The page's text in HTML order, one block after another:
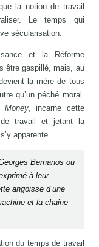
la notion de travail
Le temps qui
sécularisation.
et la Réforme
être gaspillé, mais, au
la mère de tous
qu’un péché moral.
Money, incarne cette
de travail et jetant la
apparente.
Bernanos ou
à leur
angoisse d’une
et la chaine
du temps de travail